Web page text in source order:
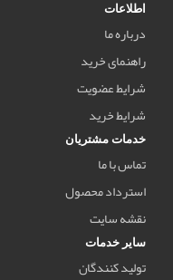
اطلاعات
درباره ما
راهنمای خرید
شرایط عضویت
شرایط خرید
خدمات مشتریان
تماس با ما
استرداد محصول
نقشه سایت
سایر خدمات
تولید کنندگان